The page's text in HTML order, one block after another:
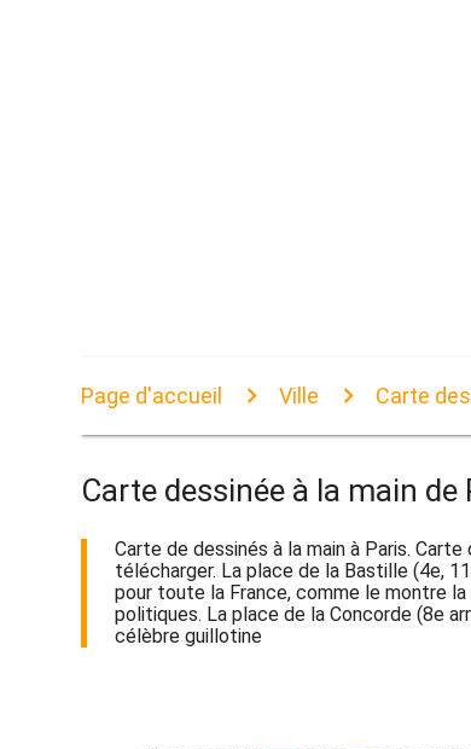
Page d'accueil Ville Carte
Carte dessinée à la main de
Carte de dessinés à la main à Paris.
télécharger. La place de la Bastille (4e,
pour toute la France, comme le montre
politiques. La place de la Concorde (8e
célèbre guillotine